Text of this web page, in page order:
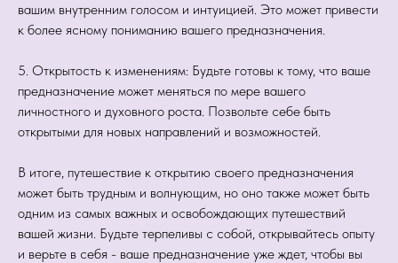
вашим внутренним голосом и интуицией. Это может привести
к более ясному пониманию вашего предназначения.
5. Открытость к изменениям: Будьте готовы к тому, что ваше
предназначение может меняться по мере вашего
личностного и духовного роста. Позвольте себе быть
открытыми для новых направлений и возможностей.
В итоге, путешествие к открытию своего предназначения
может быть трудным и волнующим, но оно также может быть
одним из самых важных и освобождающих путешествий
вашей жизни. Будьте терпеливы с собой, открывайтесь опыту
и верьте в себя - ваше предназначение уже ждет, чтобы вы